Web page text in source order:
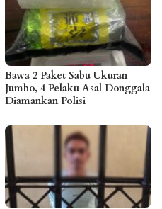
Bawa 2 Paket Sabu Ukuran
Jumbo, 4 Pelaku Asal Donggala
Diamankan Polisi